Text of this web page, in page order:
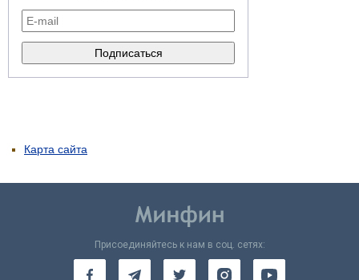
Карта сайта
Присоединяйтесь к нам в соц. сетях: